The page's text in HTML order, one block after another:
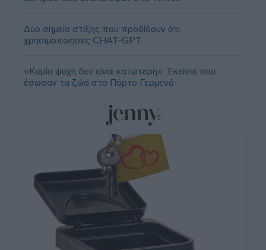
Δύο σημείο στίξης που προδίδουν ότι
χρησιμοποίησες CHAT-GPT
«Καμία ψυχή δεν είναι κατώτερη»: Εκείνοι που
έσωσαν τα ζώα στο Πόρτο Γερμενό